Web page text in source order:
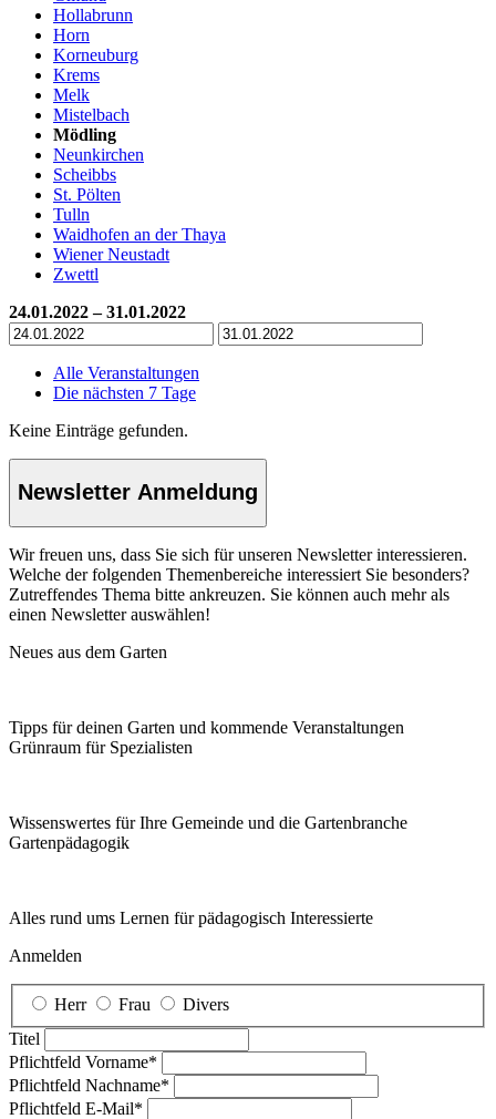
Hollabrunn
Horn
Korneuburg
Krems
Melk
Mistelbach
Mödling
Neunkirchen
Scheibbs
St. Pölten
Tulln
Waidhofen an der Thaya
Wiener Neustadt
Zwettl
24.01.2022 – 31.01.2022
Alle Veranstaltungen
Die nächsten 7 Tage
Keine Einträge gefunden.
Newsletter Anmeldung
Wir freuen uns, dass Sie sich für unseren Newsletter interessieren.
Welche der folgenden Themenbereiche interessiert Sie besonders?
Zutreffendes Thema bitte ankreuzen. Sie können auch mehr als
einen Newsletter auswählen!
Neues aus dem Garten
Tipps für deinen Garten und kommende Veranstaltungen
Grünraum für Spezialisten
Wissenswertes für Ihre Gemeinde und die Gartenbranche
Garten­pädagogik
Alles rund ums Lernen für pädagogisch Interessierte
Anmelden
Herr Frau
Divers
Titel
Pflichtfeld Vorname*
Pflichtfeld Nachname*
Pflichtfeld E-Mail*